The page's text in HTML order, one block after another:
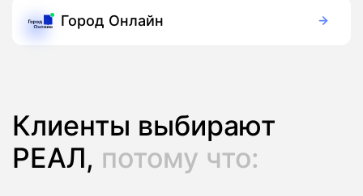
Город Онлайн
Клиенты выбирают
РЕАЛ, потому что: